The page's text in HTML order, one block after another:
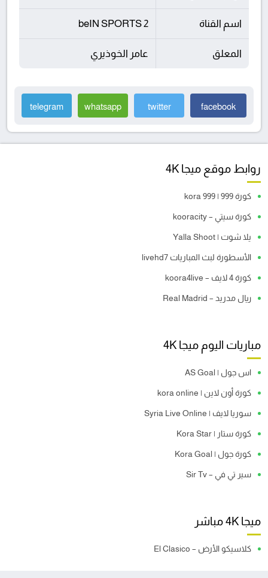
اسم القناة beIN SPORTS 2
المعلق عامر الخوذيري
facebook
twitter
whatsapp
telegram
روابط موقع ميجا 4K
كورة 999 | kora 999
كورة سيتي – kooracity
يلا شوت | Yalla Shoot
الأسطورة لبث المباريات livehd7
كورة 4 لايف – koora4live
ريال مدريد – Real Madrid
مباريات اليوم ميجا 4K
اس جول | AS Goal
كورة أون لاين | kora online
سوريا لايف | Syria Live Online
كورة ستار | Kora Star
كورة جول | Kora Goal
سير تي في – Sir Tv
ميجا 4K مباشر
كلاسيكو الأرض – El Clasico